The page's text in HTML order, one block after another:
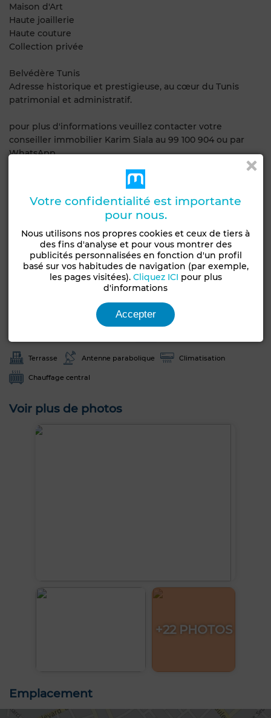
Maison d'Art
Haute joaillerie
Haute couture
Collection privée
Belvédère Tunis
Adresse historique et prestigieuse, au cœur du Tunis
patrimonial et administratif.
pour plus d'informations veuillez contacter votre
conseiller immobilier Karim Siala au 99 100 904 ou par
WhatsApp
Caractéristiques générales
Type de bien
Villa
Etat
Bon état / habitable
Orientation
Est
Nombre d'étages
Terrasse Antenne parabolique Climatisation
Chauffage central
Voir plus de photos
+22 PHOTOS
Emplacement
Votre confidentialité est importante
pour nous.
Nous utilisons nos propres cookies et ceux de tiers à
des fins d'analyse et pour vous montrer des
publicités personnalisées en fonction d'un profil
basé sur vos habitudes de navigation (par exemple,
les pages visitées). Cliquez ICI pour plus
d'informations
Accepter